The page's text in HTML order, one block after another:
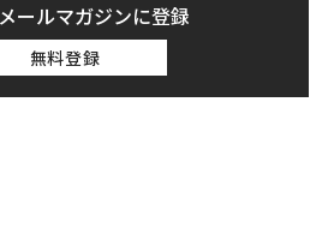
ールマガジンに登録
無料登録